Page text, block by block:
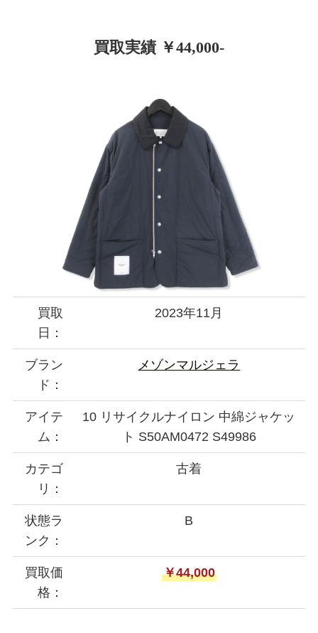
買取実績 ￥44,000-
買取
日：
2023年11月
ブラン
ド：
メゾンマルジェラ
アイテ
ム：
10 リサイクルナイロン 中綿ジャケッ
ト S50AM0472 S49986
カテゴ
リ：
古着
状態ラ
ンク：
B
買取価
格：
￥44,000